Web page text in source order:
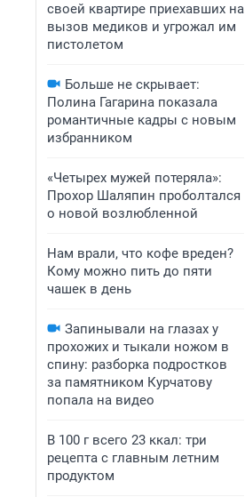
своей квартире приехавших на
вызов медиков и угрожал им
пистолетом
Больше не скрывает:
Полина Гагарина показала
романтичные кадры с новым
избранником
«Четырех мужей потеряла»:
Прохор Шаляпин проболтался
о новой возлюбленной
Нам врали, что кофе вреден?
Кому можно пить до пяти
чашек в день
Запинывали на глазах у
прохожих и тыкали ножом в
спину: разборка подростков
за памятником Курчатову
попала на видео
В 100 г всего 23 ккал: три
рецепта с главным летним
продуктом